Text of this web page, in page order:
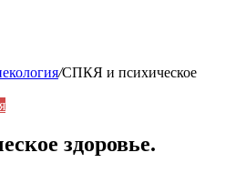
/СПКЯ и психическое
здоровье.